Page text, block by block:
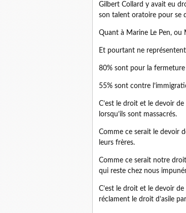
Gilbert Collard y avait eu
son talent oratoire pour se
Quant à Marine Le Pen, ou
Et pourtant ne
80% sont pour la
55% sont contre
C’est le droit et le devoir de
lorsqu’ils sont massacrés.
Comme ce serait le devoir
leurs frères.
Comme ce serait notre
qui reste chez nous
C’est le droit et le devoir
réclament le droit d’asile